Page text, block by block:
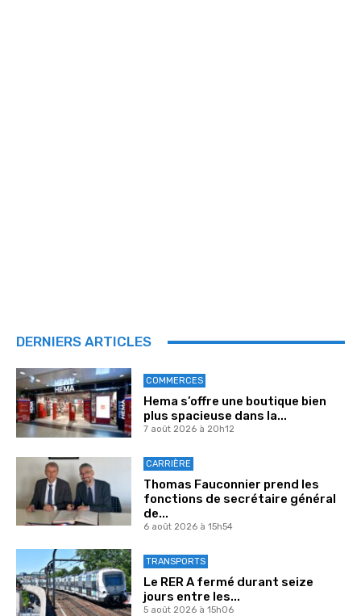
DERNIERS ARTICLES
COMMERCES
Hema s’offre une boutique bien
plus spacieuse dans la...
7 août 2026 à 20h12
CARRIÈRE
Thomas Fauconnier prend les
fonctions de secrétaire général
de...
6 août 2026 à 15h54
TRANSPORTS
Le RER A fermé durant seize
jours entre les...
5 août 2026 à 15h06